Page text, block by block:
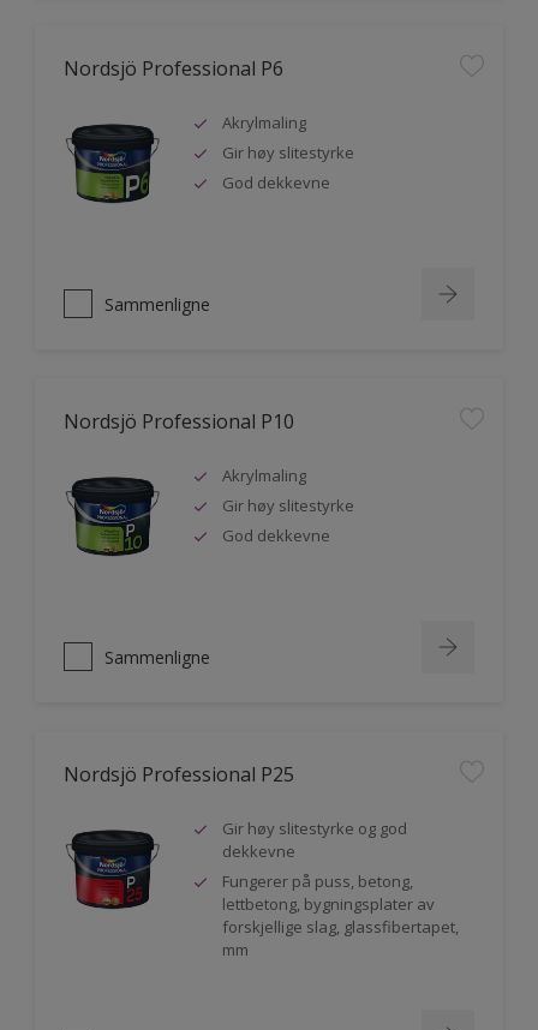
Nordsjö Professional P6
Akrylmaling
Gir høy slitestyrke
God dekkevne
Sammenligne
Nordsjö Professional P10
Akrylmaling
Gir høy slitestyrke
God dekkevne
Sammenligne
Nordsjö Professional P25
Gir høy slitestyrke og god
dekkevne
Fungerer på puss, betong,
lettbetong, bygningsplater av
forskjellige slag, glassfibertapet,
mm